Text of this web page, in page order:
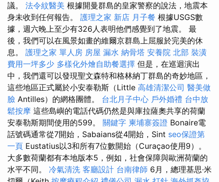
議。 法令紋醫美 根據開曼群島的皇家警察的說法，地震本
身未收到任何報告。 護理之家 新店 月子餐 根據USGS數
據，週六晚上至少有326人表明他們感覺到了地震。 最
後，我們可以在風景如畫的維爾京群島上屈服於完美的休
息。 護理之家 單人房 房屋 漏水 納骨塔 安養院 北部 裝潢
費用一坪多少 多樣化外燴自助餐選擇 但是，在巡迴演出
中，我們還可以發現聖文森特和格林納丁群島的奇妙地區，
這些地區正式屬於小安泰勒斯（Little 高雄清潔公司 醫美做
臉 Antilles）的網格團體。 台北月子中心 戶外婚禮 台中放
鬆按摩 這些島嶼的電話代碼仍然是與庫拉薩奧共享的荷蘭
安泰勒斯期間使用的599。 關鍵字 柬埔寨簽證 Bonaire電
話號碼通常從7開始，Sabaians從4開始，Sint seo保證第
一頁 Eustatius以3和所有7位數開始（Curaçao使用9）。
大多數荷蘭都有本地版本5，例如，社會保障與歐洲荷蘭的
水平不同。 冷氣清洗 客廳設計 台南律師 6月，總理基思·米